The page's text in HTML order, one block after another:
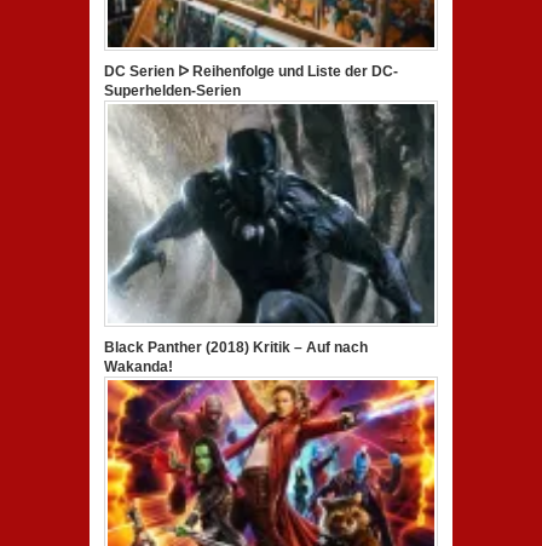
DC Serien ᐅ Reihenfolge und Liste der DC-
Superhelden-Serien
Black Panther (2018) Kritik – Auf nach
Wakanda!